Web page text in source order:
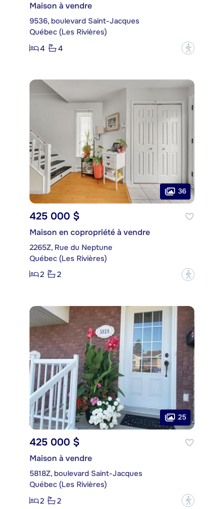
Maison à vendre
9536, boulevard Saint-Jacques
Québec (Les Rivières)
4
4 ?
36
425 000 $
Maison en copropriété à vendre
2265Z, Rue du Neptune
Québec (Les Rivières)
2
2 ?
25
425 000 $
Maison à vendre
5818Z, boulevard Saint-Jacques
Québec (Les Rivières)
2
2 ?